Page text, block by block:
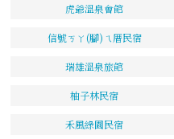
虎爺溫泉會館
信號ㄎㄚ(腳)ㄟ厝民宿
瑞雄溫泉旅館
柚子林民宿
禾風綠園民宿